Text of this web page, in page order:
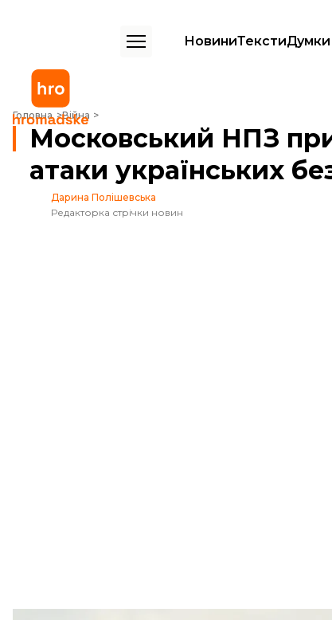
НовиниТекстиДумки
Головна Війна
Московський НПЗ призупинив роботу після атаки українських
Московський НПЗ
атаки українських
Дарина Полішевська
Редакторка стрічки новин